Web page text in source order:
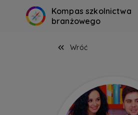
Kompas szkolnictwa
branżowego
Wróć